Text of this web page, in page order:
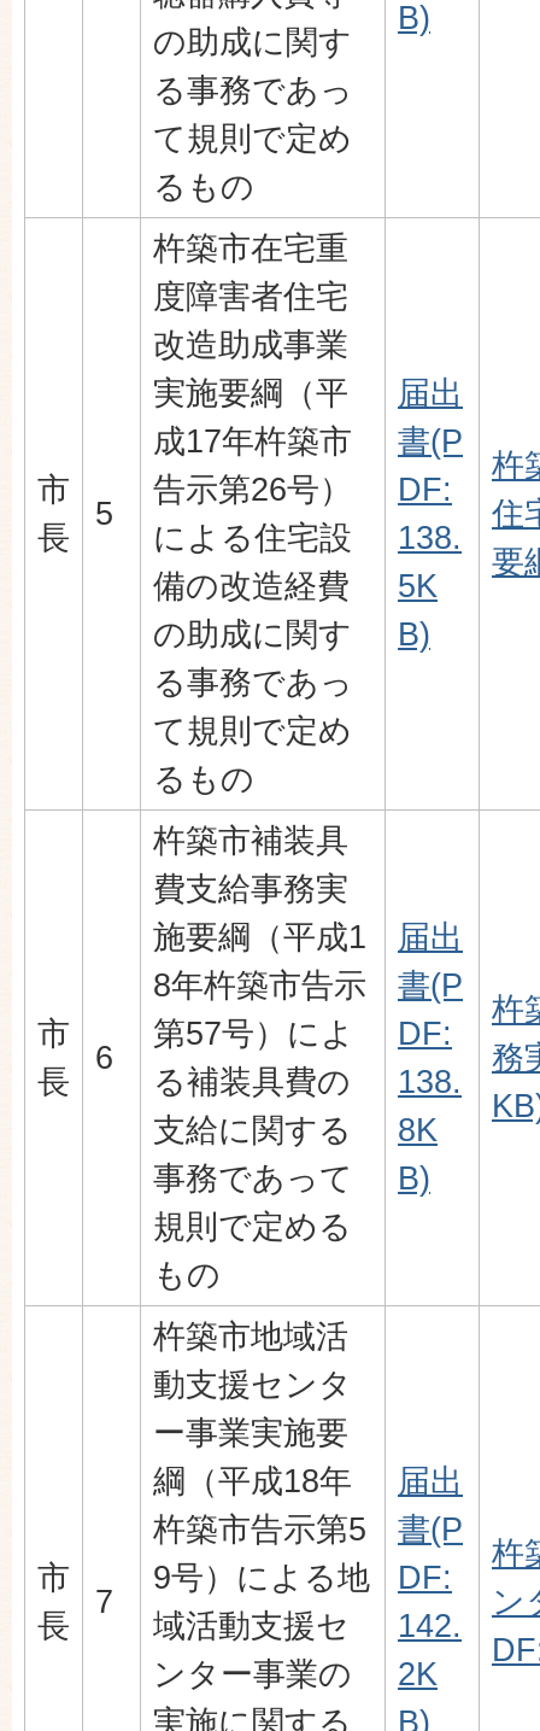
の助成に関す
る事務であっ
て規則で定め
るもの
B)
市
長
5
杵築市在宅重
度障害者住宅
改造助成事業
実施要綱（平
成17年杵築市
告示第26号）
による住宅設
備の改造経費
の助成に関す
る事務であっ
て規則で定め
るもの
届出
書(P
DF:
138.
5K
B)
杵
住
要
市
長
6
杵築市補装具
費支給事務実
施要綱（平成1
8年杵築市告示
第57号）によ
る補装具費の
支給に関する
事務であって
規則で定める
もの
届出
書(P
DF:
138.
8K
B)
杵
務
市
長
7
杵築市地域活
動支援センタ
ー事業実施要
綱（平成18年
杵築市告示第5
9号）による地
域活動支援セ
ンター事業の
実施に関する
届出
書(P
DF:
142.
2K
B)
杵
ン